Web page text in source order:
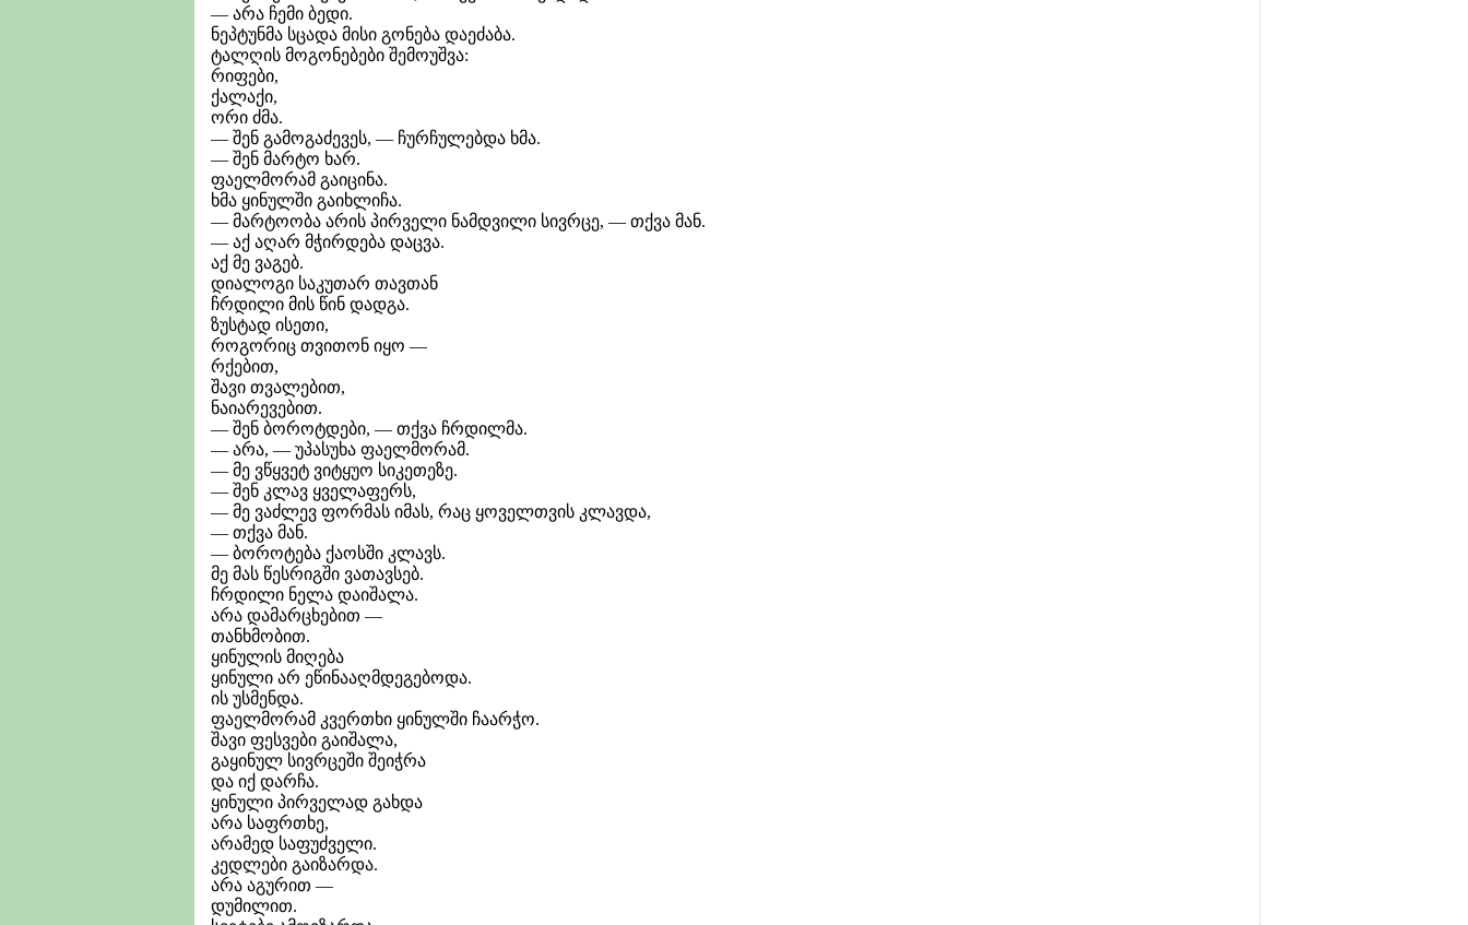
— არა ჩემი ბედი.
ნეპტუნმა სცადა მისი გონება დაეძაბა.
ტალღის მოგონებები შემოუშვა:
რიფები,
ქალაქი,
ორი ძმა.
— შენ გამოგაძევეს, — ჩურჩულებდა ხმა.
— შენ მარტო ხარ.
ფაელმორამ გაიცინა.
ხმა ყინულში გაიხლიჩა.
— მარტოობა არის პირველი ნამდვილი სივრცე, — თქვა მან.
— აქ აღარ მჭირდება დაცვა.
აქ მე ვაგებ.
დიალოგი საკუთარ თავთან
ჩრდილი მის წინ დადგა.
ზუსტად ისეთი,
როგორიც თვითონ იყო —
რქებით,
შავი თვალებით,
ნაიარევებით.
— შენ ბოროტდები, — თქვა ჩრდილმა.
— არა, — უპასუხა ფაელმორამ.
— მე ვწყვეტ ვიტყუო სიკეთეზე.
— შენ კლავ ყველაფერს,
— მე ვაძლევ ფორმას იმას, რაც ყოველთვის კლავდა,
— თქვა მან.
— ბოროტება ქაოსში კლავს.
მე მას წესრიგში ვათავსებ.
ჩრდილი ნელა დაიშალა.
არა დამარცხებით —
თანხმობით.
ყინულის მიღება
ყინული არ ეწინააღმდეგებოდა.
ის უსმენდა.
ფაელმორამ კვერთხი ყინულში ჩაარჭო.
შავი ფესვები გაიშალა,
გაყინულ სივრცეში შეიჭრა
და იქ დარჩა.
ყინული პირველად გახდა
არა საფრთხე,
არამედ საფუძველი.
კედლები გაიზარდა.
არა აგურით —
დუმილით.